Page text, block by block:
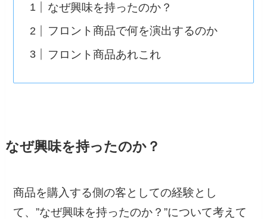
なぜ興味を持ったのか？
フロント商品で何を演出するのか
フロント商品あれこれ
なぜ興味を持ったのか？
商品を購入する側の客としての経験とし
て、”なぜ興味を持ったのか？”について考えて